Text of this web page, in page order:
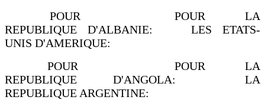
POUR POUR LA
REPUBLIQUE D'ALBANIE: LES ETATS-
UNIS D'AMERIQUE:
POUR POUR LA
REPUBLIQUE D'ANGOLA: LA
REPUBLIQUE ARGENTINE: